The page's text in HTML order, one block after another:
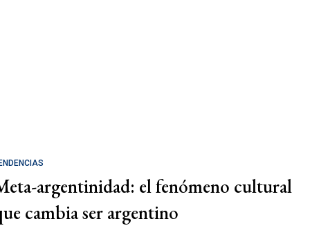
argentinidad: el fenómeno cultural
cambia ser argentino